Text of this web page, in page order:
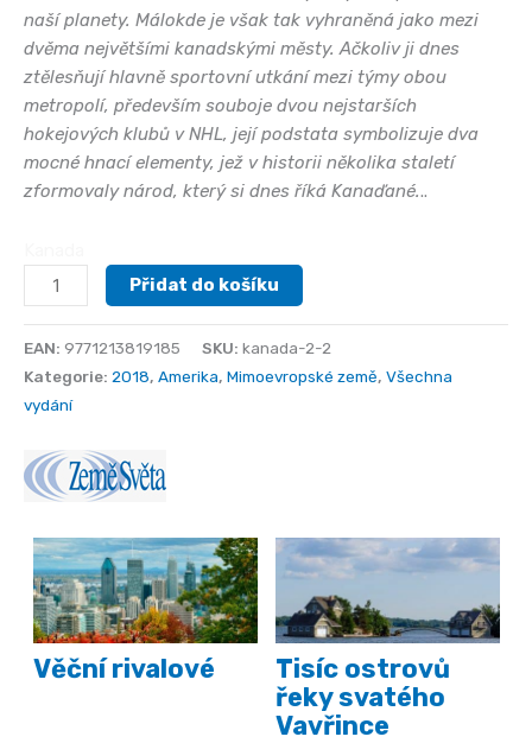
naší planety. Málokde je však tak vyhraněná jako mezi
dvěma největšími kanadskými městy. Ačkoliv ji dnes
ztělesňují hlavně sportovní utkání mezi týmy obou
metropolí, především souboje dvou nejstarších
hokejových klubů v NHL, její podstata symbolizuje dva
mocné hnací elementy, jež v historii několika staletí
zformovaly národ, který si dnes říká Kanaďané...
Kanada
2
Přidat do košíku
EAN: 9771213819185 SKU: kanada-2-2
Kategorie: 2018, Amerika, Mimoevropské země, Všechna
vydání
Věční rivalové
Tisíc ostrovů
řeky svatého
Vavřince